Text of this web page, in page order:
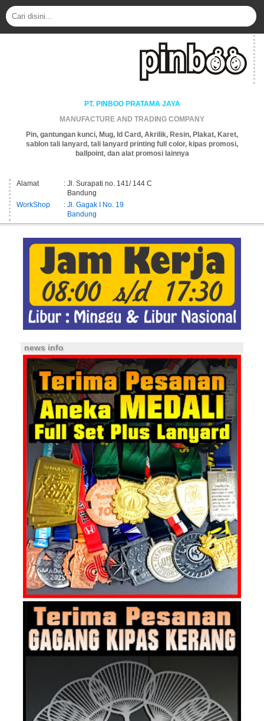
PT. PINBOO PRATAMA JAYA
MANUFACTURE AND TRADING COMPANY
Pin, gantungan kunci, Mug, Id Card, Akrilik, Resin, Plakat, Karet,
sablon tali lanyard, tali lanyard printing full color, kipas promosi,
ballpoint, dan alat promosi lainnya
Alamat
: Jl. Surapati no. 141/ 144 C
Bandung
WorkShop
: Jl. Gagak I No. 19
Bandung
news info